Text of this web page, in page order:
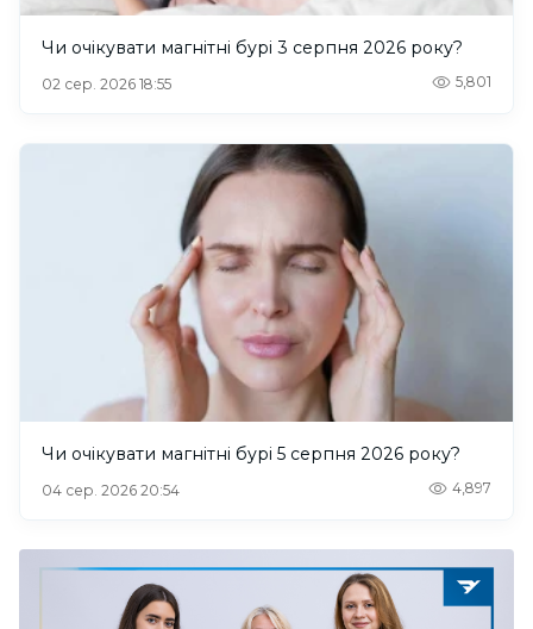
Чи очікувати магнітні бурі 3 серпня 2026 року?
02 сер. 2026 18:55 5,801
Чи очікувати магнітні бурі 5 серпня 2026 року?
04 сер. 2026 20:54 4,897